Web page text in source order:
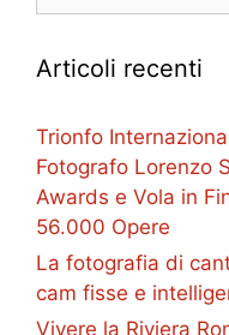
Articoli recenti
Trionfo
Fotografo Lorenzo
Awards e Vola in
56.000 Opere
La fotografia di
cam fisse e
Vivere la Riviera